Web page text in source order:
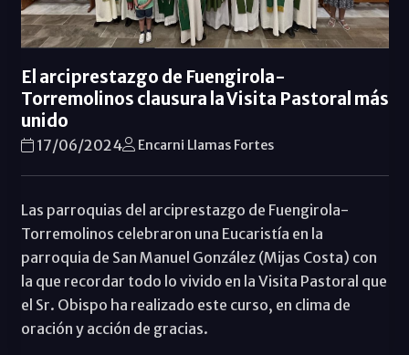
El arciprestazgo de Fuengirola-
Torremolinos clausura la Visita Pastoral más
unido
17/06/2024 Encarni Llamas Fortes
Las parroquias del arciprestazgo de Fuengirola-
Torremolinos celebraron una Eucaristía en la
parroquia de San Manuel González (Mijas Costa) con
la que recordar todo lo vivido en la Visita Pastoral que
el Sr. Obispo ha realizado este curso, en clima de
oración y acción de gracias.